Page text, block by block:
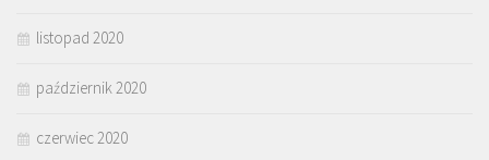
listopad 2020
październik 2020
czerwiec 2020